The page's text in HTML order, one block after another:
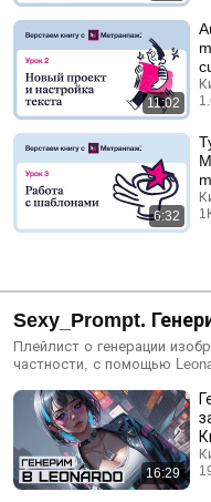
11:02
6:32
Sexy_Prompt.
вместе
Плейлист о генерации
частности, с помощью
16:29